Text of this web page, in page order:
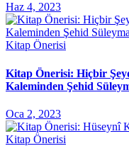
Haz 4, 2023
Kitap Önerisi
Kitap Önerisi: Hiçbir
Kaleminden Şehid
Oca 2, 2023
Kitap Önerisi